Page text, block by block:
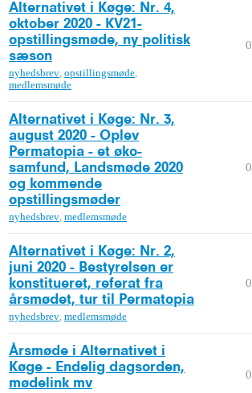
Alternativet i Køge: Nr. 4,
oktober 2020 - KV21-
opstillingsmøde, ny politisk
sæson
nyhedsbrev, opstillingsmøde,
medlemsmøde
0
Alternativet i Køge: Nr. 3,
august 2020 - Oplev
Permatopia - et øko-
samfund, Landsmøde 2020
og kommende
opstillingsmøder
nyhedsbrev, medlemsmøde
0
Alternativet i Køge: Nr. 2,
juni 2020 - Bestyrelsen er
konstitueret, referat fra
årsmødet, tur til Permatopia
nyhedsbrev, medlemsmøde
0
Årsmøde i Alternativet i
Køge - Endelig dagsorden,
mødelink mv
0